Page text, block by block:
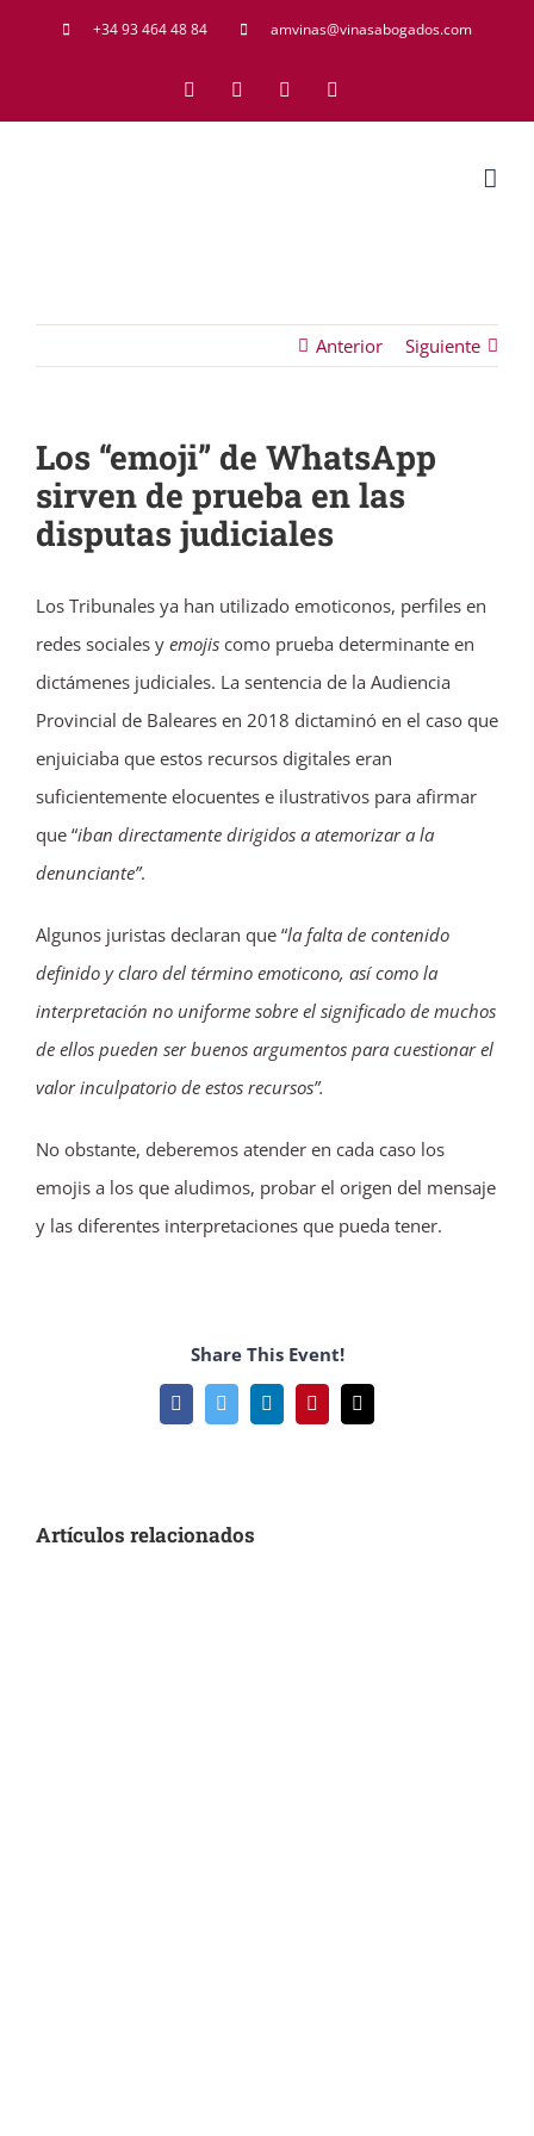
+34 93 464 48 84 amvinas@vinasabogados.com
FacebookTwitter LinkedIn
Anterior Siguiente
Los “emoji” de WhatsApp
sirven de prueba en las
disputas judiciales
Los Tribunales ya han utilizado emoticonos, perfiles en
redes sociales y emojis como prueba determinante en
dictámenes judiciales. La sentencia de la Audiencia
Provincial de Baleares en 2018 dictaminó en el caso que
enjuiciaba que estos recursos digitales eran
suficientemente elocuentes e ilustrativos para afirmar
que “iban directamente dirigidos a atemorizar a la
denunciante”.
Algunos juristas declaran que “la falta de contenido
definido y claro del término emoticono, así como la
interpretación no uniforme sobre el significado de muchos
de ellos pueden ser buenos argumentos para cuestionar el
valor inculpatorio de estos recursos”.
No obstante, deberemos atender en cada caso los
emojis a los que aludimos, probar el origen del mensaje
y las diferentes interpretaciones que pueda tener.
Share This Event!
FacebookTwitterLinkedInPinterestCorreo
electrónico
Artículos relacionados